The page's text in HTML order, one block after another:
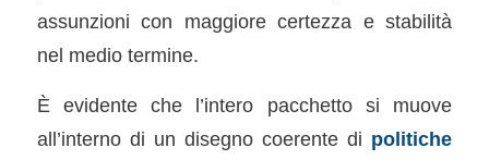
assunzioni con maggiore certezza e stabilità
nel medio termine.
È evidente che l’intero pacchetto si muove
all’interno di un disegno coerente di politiche